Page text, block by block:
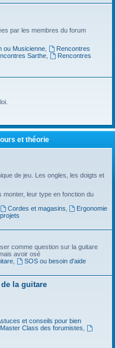
par les membres du forum
ou Musicienne,
Rencontres
Sarthe,
Rencontres
et théorie
de jeu. Les ongles, les doigts et
leur type en fonction du
Cordes et magasins
Ergonomie
comme question sur la guitare
avoir osé
,
SOS ou besoin d'aide
la guitare
et conseils pour bien
Master Class des forumistes